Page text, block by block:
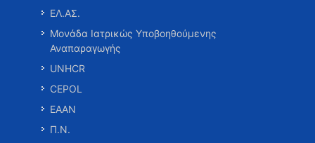
ΕΛ.ΑΣ.
Μονάδα Ιατρικώς Υποβοηθούμενης
Αναπαραγωγής
UNHCR
CEPOL
ΕΑΑΝ
Π.Ν.